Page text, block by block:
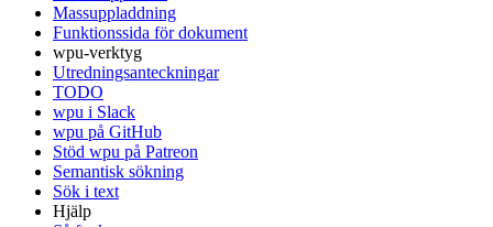
Massuppladdning
Funktionssida för dokument
wpu-verktyg
Utredningsanteckningar
TODO
wpu i Slack
wpu på GitHub
Stöd wpu på Patreon
Semantisk sökning
Sök i text
Hjälp